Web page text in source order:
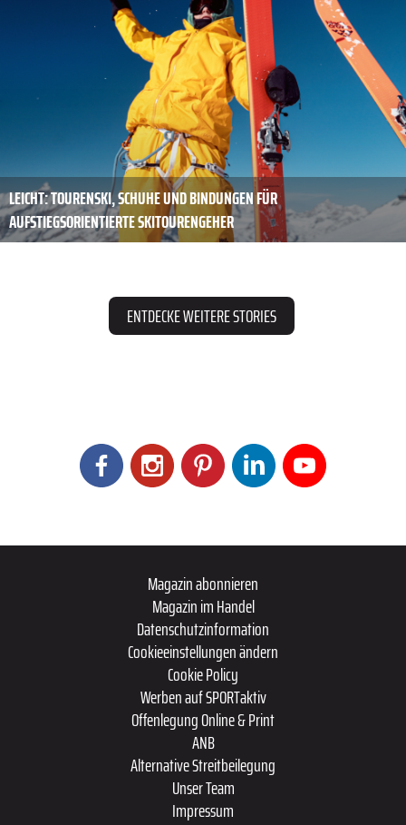
LEICHT: TOURENSKI, SCHUHE UND BINDUNGEN FÜR
AUFSTIEGSORIENTIERTE SKITOURENGEHER
ENTDECKE WEITERE STORIES
Magazin abonnieren
Magazin im Handel
Datenschutzinformation
Cookieeinstellungen ändern
Cookie Policy
Werben auf SPORTaktiv
Offenlegung Online & Print
ANB
Alternative Streitbeilegung
Unser Team
Impressum